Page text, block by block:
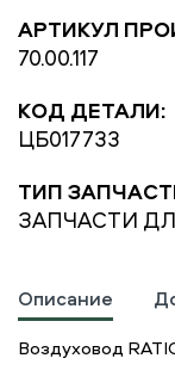
АРТИКУЛ
70.00.117
КОД ДЕТАЛИ:
ЦБ017733
ТИП
ЗАПЧАСТИ
Описание
Воздуховод